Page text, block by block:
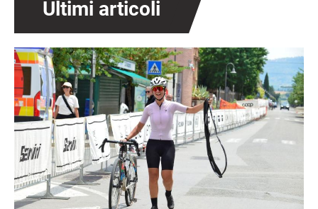
Ultimi articoli
Immagine